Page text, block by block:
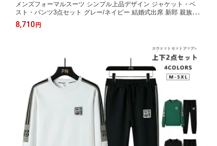
メンズフォーマルスーツ シンプル上品デザイン ジャケット・ベ
スト・パンツ3点セット グレー/ネイビー 結婚式出席 新郎 親族 式
場用 大人男性向け フォーマルウェア 着心地良くスタイリッシュ
な印象を与えるスーツセット
8,710 円